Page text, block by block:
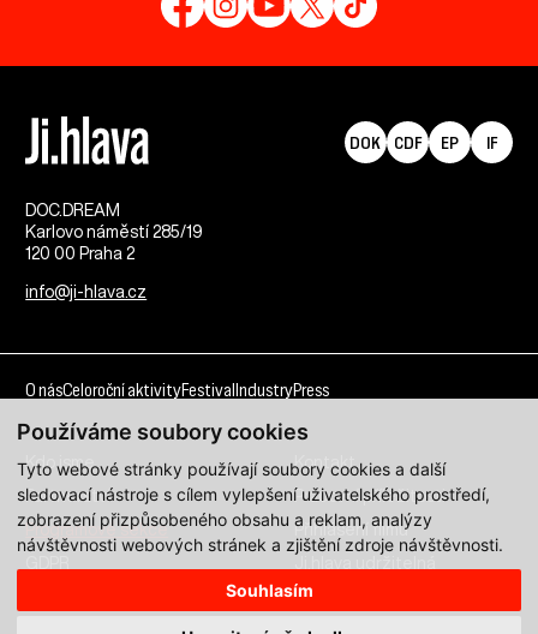
Používáme soubory cookies
Tyto webové stránky používají soubory cookies a další
sledovací nástroje s cílem vylepšení uživatelského prostředí,
zobrazení přizpůsobeného obsahu a reklam, analýzy
návštěvnosti webových stránek a zjištění zdroje návštěvnosti.
Souhlasím
DOC.DREAM​
Karlovo náměstí 285/19
120 00 Praha 2
info@ji-hlava.cz
DOK CDF EP IF
O násCeloroční aktivityFestival IndustryPress
Kdo jsme
Kontakt
Partnerství
Pracovní příležitosti
Programové sekce
Přihlášení filmu
Všechna práva vyhrazena DOC.DREAM services s. r. o.